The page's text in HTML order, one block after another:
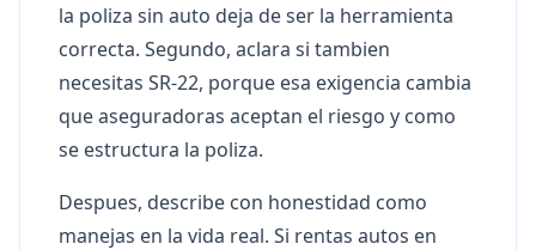
la poliza sin auto deja de ser la herramienta
correcta. Segundo, aclara si tambien
necesitas SR-22, porque esa exigencia cambia
que aseguradoras aceptan el riesgo y como
se estructura la poliza.
Despues, describe con honestidad como
manejas en la vida real. Si rentas autos en